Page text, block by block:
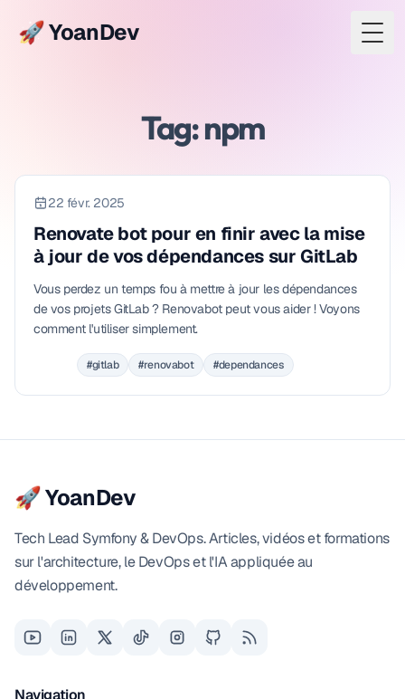
🚀 YoanDev
Tag: npm
22 févr. 2025
Renovate bot pour en finir avec la mise
à jour de vos dépendances sur GitLab
Vous perdez un temps fou à mettre à jour les dépendances
de vos projets GitLab ? Renovabot peut vous aider ! Voyons
comment l'utiliser simplement.
#gitlab #renovabot #dependances
🚀 YoanDev
Tech Lead Symfony & DevOps. Articles, vidéos et formations
sur l'architecture, le DevOps et l'IA appliquée au
développement.
Navigation